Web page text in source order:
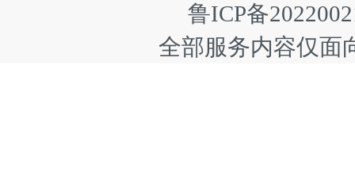
鲁ICP备
全部服务内容仅面